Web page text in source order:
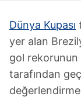
Dünya Kupası
yer alan
gol rekorunun
tarafından